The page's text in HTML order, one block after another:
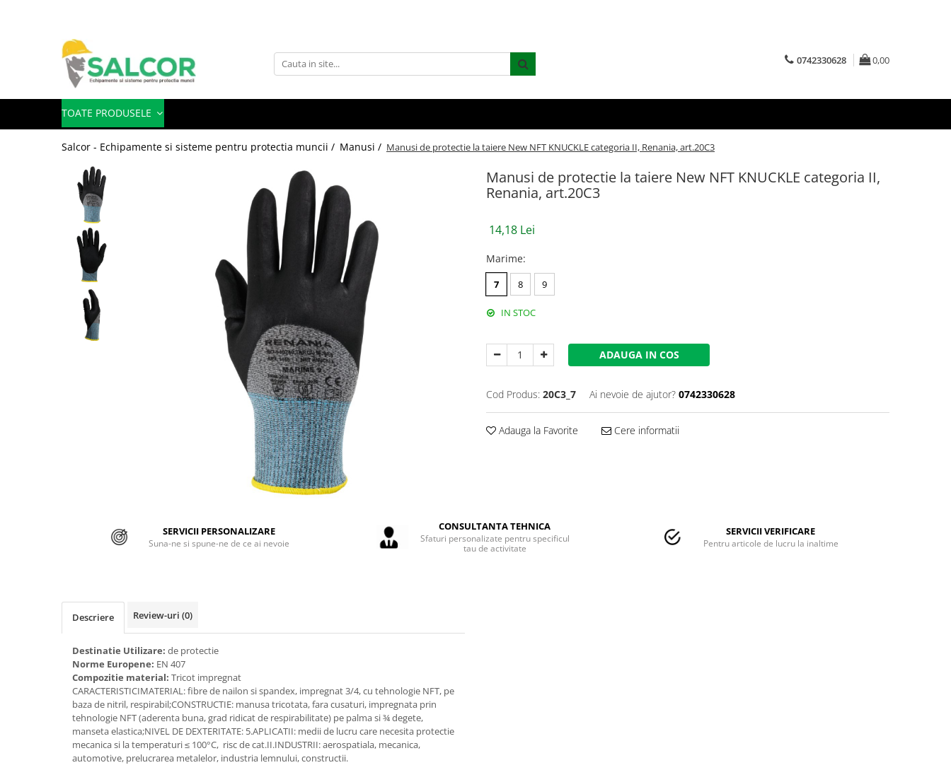
Toate Produsele
Imbracaminte
Accesorii
Articole unica folosinta
Costum-Salopeta
Halate de lucru
Imbracaminte Femei
Jachete de iarna
Jachete/Bluze Salopeta
Accesorii alpinism utilitar
Mijloace de legatura
0742330628 0,00
TOATE PRODUSELE
Salcor - Echipamente si sisteme pentru protectia muncii / Manusi / Manusi de protectie la taiere New NFT KNUCKLE categoria II, Renania, art.20C3
Manusi de protectie la taiere New NFT KNUCKLE categoria II,
Renania, art.20C3
14,18 Lei
Marime:
7 8 9
IN STOC
ADAUGA IN COS
Cod Produs: 20C3_7 Ai nevoie de ajutor? 0742330628
Adauga la Favorite Cere informatii
SERVICII PERSONALIZARE
Suna-ne si spune-ne de ce ai nevoie
CONSULTANTA TEHNICA
Sfaturi personalizate pentru specificul
tau de activitate
SERVICII VERIFICARE
Pentru articole de lucru la inaltime
Descriere Review-uri (0)
Destinatie Utilizare: de protectie
Norme Europene: EN 407
Compozitie material: Tricot impregnat
CARACTERISTICIMATERIAL: fibre de nailon si spandex, impregnat 3/4, cu tehnologie NFT, pe
baza de nitril, respirabil;CONSTRUCTIE: manusa tricotata, fara cusaturi, impregnata prin
tehnologie NFT (aderenta buna, grad ridicat de respirabilitate) pe palma si ¾ degete,
manseta elastica;NIVEL DE DEXTERITATE: 5.APLICATII: medii de lucru care necesita protectie
mecanica si la temperaturi ≤ 100°C, risc de cat.II.INDUSTRII: aerospatiala, mecanica,
automotive, prelucrarea metalelor, industria lemnului, constructii.